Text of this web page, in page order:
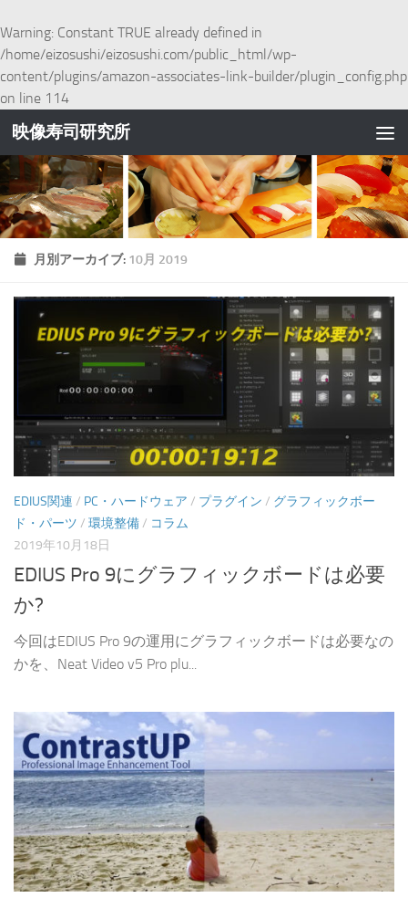
Warning: Constant TRUE already defined in
/home/eizosushi/eizosushi.com/public_html/wp-
content/plugins/amazon-associates-link-builder/plugin_config.php
on line 114
コンテンツへスキップ
映像寿司研究所
月別アーカイブ: 10月 2019
EDIUS関連 / PC・ハードウェア / プラグイン / グラフィックボー
ド・パーツ / 環境整備/ コラム
2019年10月18日
EDIUS Pro 9にグラフィックボードは必要
か?
今回はEDIUS Pro 9の運用にグラフィックボードは必要なの
かを、Neat Video v5 Pro plu...